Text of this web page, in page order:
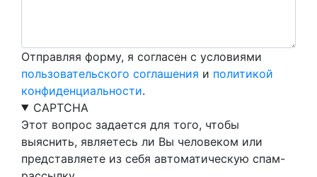
Отправляя форму, я согласен с условиями
пользовательского соглашения и политикой
конфиденциальности.
CAPTCHA
Этот вопрос задается для того, чтобы
выяснить, являетесь ли Вы человеком или
представляете из себя автоматическую спам-